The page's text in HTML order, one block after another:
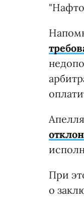
При
о